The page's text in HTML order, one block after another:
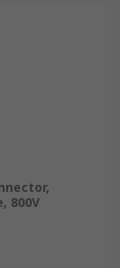
800V